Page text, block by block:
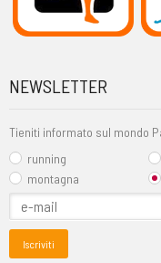
NEWSLETTER
Tieniti informato sul mondo
running
montagna
Iscriviti